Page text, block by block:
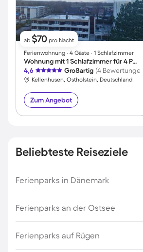
ab $70 pro Nacht
Ferienwohnung ∙ 4 Gäste ∙ 1 Schlafzimmer
Wohnung mit 1 Schlafzimmer für 4 Personen
4,6
Großartig (4 Bewertungen)
Kellenhusen, Ostholstein, Deutschland
Zum Angebot
Beliebteste Reiseziele
Ferienparks in Dänemark
Ferienparks an der Ostsee
Ferienparks auf Rügen